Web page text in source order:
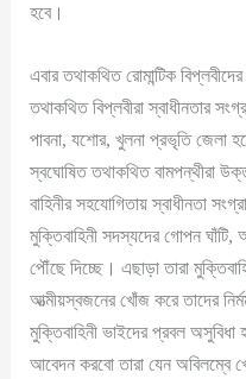
হবে।
এবার তথাকথিত রোমান্টিক
তথাকথিত বিপ্লবীরা স্বাধীনতার
পাবনা, যশোর, খুলনা প্রভৃতি জেলা
স্বঘোষিত তথাকথিত বামপন্থীরা
বাহিনীর সহযোগিতায় স্বাধীনতা
মুক্তিবাহিনী সদস্যদের গোপন ঘাঁটি,
পৌঁছে দিচ্ছে। এছাড়া তারা
আত্মীয়স্বজনের খোঁজ করে তাদের
মুক্তিবাহিনী ভাইদের প্রবল
আবেদন করবো তারা যেন অবিলম্বে